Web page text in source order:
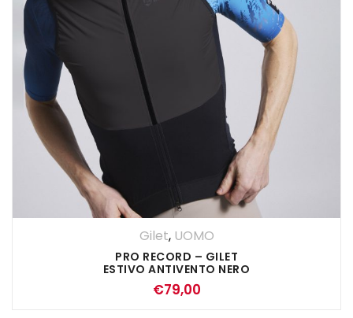
Gilet, UOMO
PRO RECORD – GILET
ESTIVO ANTIVENTO NERO
€79,00